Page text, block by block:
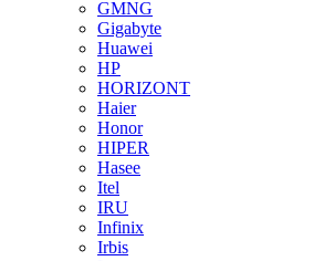
GMNG
Gigabyte
Huawei
HP
HORIZONT
Haier
Honor
HIPER
Hasee
Itel
IRU
Infinix
Irbis